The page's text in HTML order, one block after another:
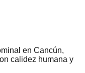
en Cancún,
calidez humana y